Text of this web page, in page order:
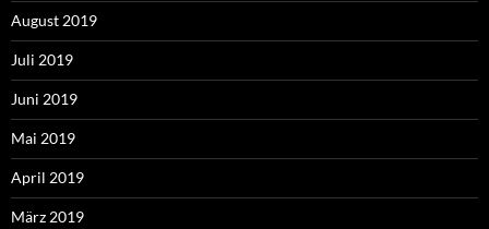
August 2019
Juli 2019
Juni 2019
Mai 2019
April 2019
März 2019